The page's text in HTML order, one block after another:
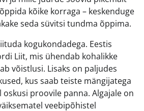
kõike korraga – keskenduge
seda süvitsi tundma õppima.
kogukondadega. Eestis
Liit, mis ühendab kohalikke
võistlusi. Lisaks on paljudes
kus saab teiste mängijatega
proovile panna. Algajale on
veebipõhistel